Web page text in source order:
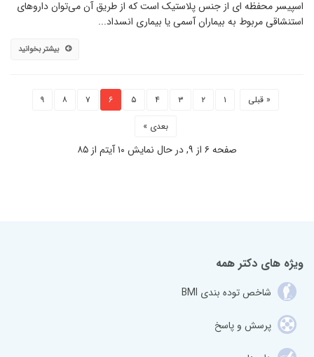
اسپیسر محفظه ای از جنس پلاستیک است که از طریق آن می‌توان داروهای
استنشاقی مربوط به بیماران آسمی یا بیماری انسداد...
بیشتر بخوانید
« قبلی ۱ ۲ ۳ ۴ ۵ ۶ ۷ ۸
۹
بعدی »
صفحه ۶ از ۹, در حال نمایش ۱۰ آیتم از ۸۵
ویژه های دکتر همه
شاخص توده بندی BMI
پرسش و پاسخ